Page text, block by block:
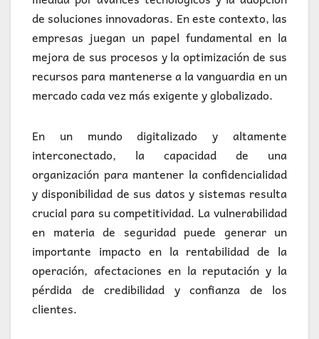
de soluciones innovadoras. En este contexto, las
empresas juegan un papel fundamental en la
mejora de sus procesos y la optimización de sus
recursos para mantenerse a la vanguardia en un
mercado cada vez más exigente y globalizado.
En un mundo digitalizado y altamente
interconectado, la capacidad de una
organización para mantener la confidencialidad
y disponibilidad de sus datos y sistemas resulta
crucial para su competitividad. La vulnerabilidad
en materia de seguridad puede generar un
importante impacto en la rentabilidad de la
operación, afectaciones en la reputación y la
pérdida de credibilidad y confianza de los
clientes.